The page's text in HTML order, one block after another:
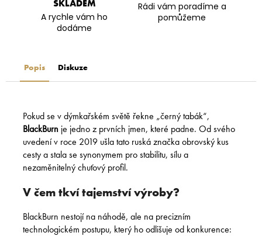
SKLADEM
A rychle vám ho
dodáme
Rádi vám poradíme a
pomůžeme
Popis Diskuze
Pokud se v dýmkařském světě řekne „černý tabák“,
BlackBurn je jedno z prvních jmen, které padne. Od svého
uvedení v roce 2019 ušla tato ruská značka obrovský kus
cesty a stala se synonymem pro stabilitu, sílu a
nezaměnitelný chuťový profil.
V čem tkví tajemství výroby?
BlackBurn nestojí na náhodě, ale na precizním
technologickém postupu, který ho odlišuje od konkurence: